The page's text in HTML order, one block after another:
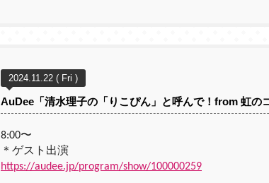
2024.11.22 ( Fri )
AuDee「清水理子の「りこぴん」と呼んで！from 虹の
8:00〜
＊ゲスト出演
https://audee.jp/program/show/100000259